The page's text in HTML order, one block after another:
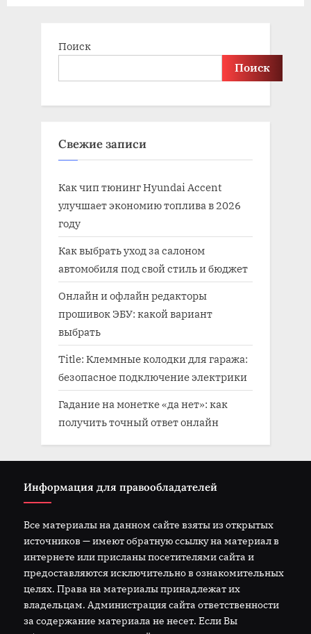
Поиск
Поиск
Свежие записи
Как чип тюнинг Hyundai Accent
улучшает экономию топлива в 2026
году
Как выбрать уход за салоном
автомобиля под свой стиль и бюджет
Онлайн и офлайн редакторы
прошивок ЭБУ: какой вариант
выбрать
Title: Клеммные колодки для гаража:
безопасное подключение электрики
Гадание на монетке «да нет»: как
получить точный ответ онлайн
Информация для правообладателей
Все материалы на данном сайте взяты из открытых
источников — имеют обратную ссылку на материал в
интернете или присланы посетителями сайта и
предоставляются исключительно в ознакомительных
целях. Права на материалы принадлежат их
владельцам. Администрация сайта ответственности
за содержание материала не несет. Если Вы